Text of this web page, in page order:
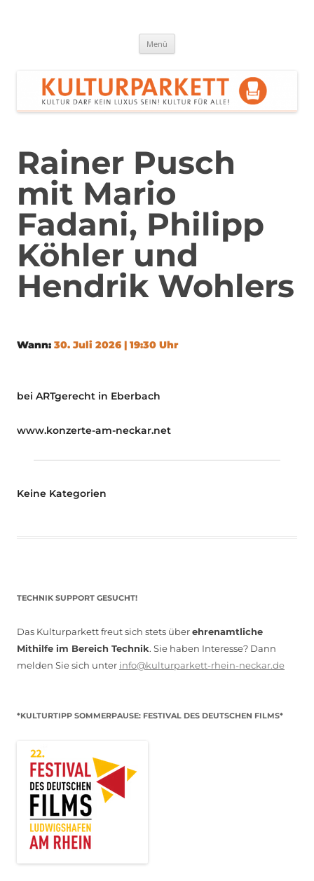
Menü
Rainer Pusch
mit Mario
Fadani, Philipp
Köhler und
Hendrik Wohlers
Wann: 30. Juli 2026 | 19:30 Uhr
bei ARTgerecht in Eberbach
www.konzerte-am-neckar.net
Keine Kategorien
TECHNIK SUPPORT GESUCHT!
Das Kulturparkett freut sich stets überehrenamtliche
Mithilfe im Bereich Technik. Sie haben Interesse? Dann
melden Sie sich unter info@kulturparkett-rhein-neckar.de
*KULTURTIPP SOMMERPAUSE: FESTIVAL DES DEUTSCHEN FILMS*